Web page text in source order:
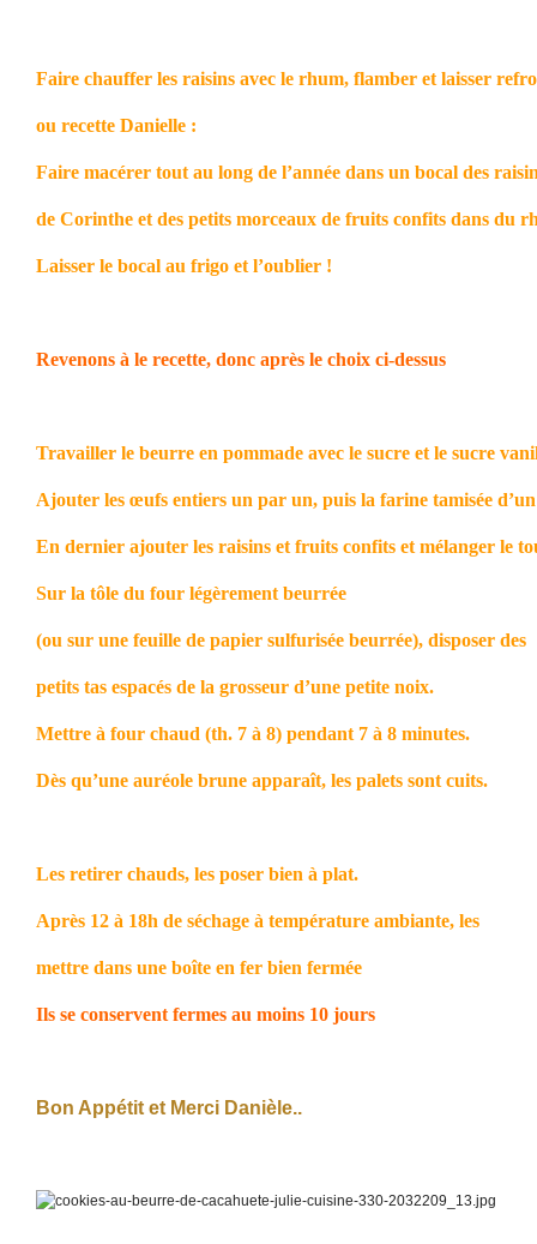
Faire chauffer les raisins avec le rhum, flamber et laisser
ou recette Danielle :
Faire macérer tout au long de l’année dans un bocal des
de Corinthe et des petits morceaux de fruits confits dans du
Laisser le bocal au frigo et l’oublier !
Revenons à le recette, donc après le choix ci-dessus
Travailler le beurre en pommade avec le sucre et le sucre
Ajouter les œufs entiers un par un, puis la farine tamisée
En dernier ajouter les raisins et fruits confits et mélanger le
Sur la tôle du four légèrement beurrée
(ou sur une feuille de papier sulfurisée beurrée), disposer des
petits tas espacés de la grosseur d’une petite noix.
Mettre à four chaud (th. 7 à 8) pendant 7 à 8 minutes.
Dès qu’une auréole brune apparaît, les palets sont cuits.
Les retirer chauds, les poser bien à plat.
Après 12 à 18h de séchage à température ambiante, les
mettre dans une boîte en fer bien fermée
Ils se conservent fermes au moins 10 jours
Bon Appétit et Merci Danièle..